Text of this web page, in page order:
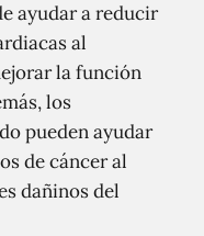
ayudar a reducir
al
la función
los
pueden ayudar
de cáncer al
dañinos del